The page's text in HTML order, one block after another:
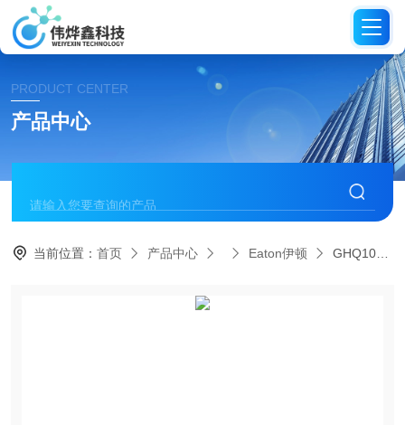
PRODUCT CENTER
产品中心
当前位置：首页 产品中心 Eaton伊顿 GHQ1015 热磁式断路器